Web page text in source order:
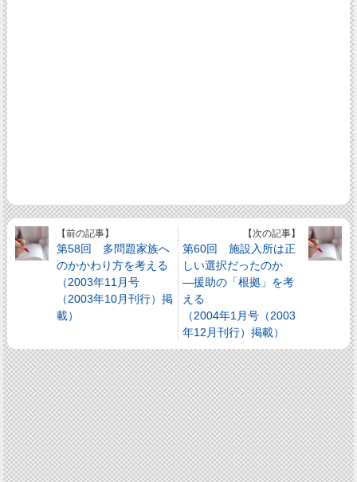
【前の記事】
第58回 多問題家族へ
のかかわり方を考える
（2003年11月号
（2003年10月刊行）掲
載）
【次の記事】
第60回 施設入所は正
しい選択だったのか
―援助の「根拠」を考
える
（2004年1月号（2003
年12月刊行）掲載）